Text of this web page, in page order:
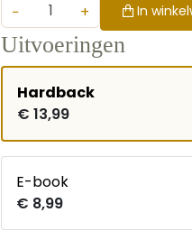
− + In
Uitvoeringen
Hardback
€ 13,99
E-book
€ 8,99